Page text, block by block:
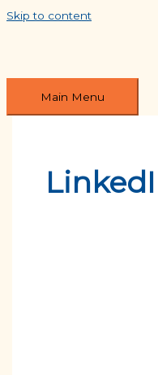
Skip to content
Main Menu